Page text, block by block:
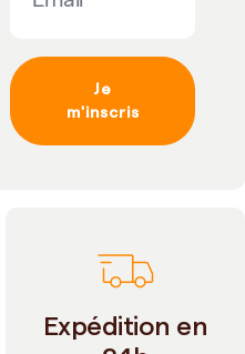
Je
m'inscris
Expédition en